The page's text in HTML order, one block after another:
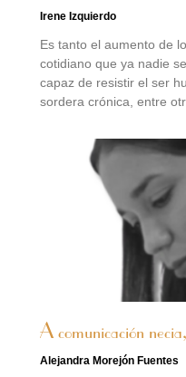
Irene Izquierdo
Es tanto el aumento de
cotidiano que ya nadie
capaz de resistir el ser
sordera crónica, entre
A comunicación
Alejandra Morejón Fuentes